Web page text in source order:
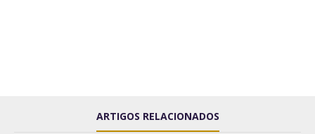
ARTIGOS RELACIONADOS